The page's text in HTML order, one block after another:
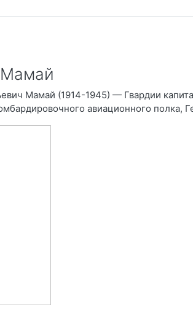
Мамай (1914-1945) — Гвардии
авиационного полка,